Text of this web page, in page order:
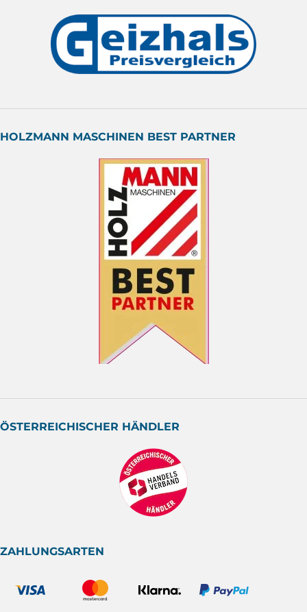
HOLZMANN MASCHINEN BEST PARTNER
ÖSTERREICHISCHER HÄNDLER
ZAHLUNGSARTEN